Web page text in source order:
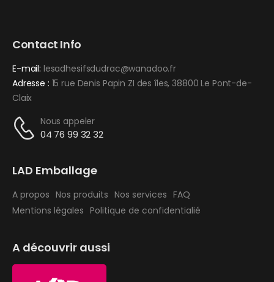
Contact Info
E-mail: lesadhesifsdudrac@wanadoo.fr
Adresse : 15 rue Denis Papin ZI des îles, 38800 Le Pont-de-
Claix
Nous appeler
04 76 99 32 32
LAD Emballage
A propos Nos produits Nos services FAQ
Mentions légales Politique de confidentialié
A découvrir aussi